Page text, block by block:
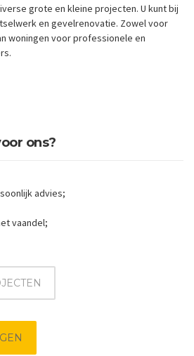
grote en kleine projecten. U kunt bij
en gevelrenovatie. Zowel voor
woningen voor professionele en
ons?
advies;
vaandel;